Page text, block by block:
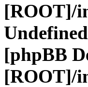
[ROOT]/
[phpBB
[ROOT]/